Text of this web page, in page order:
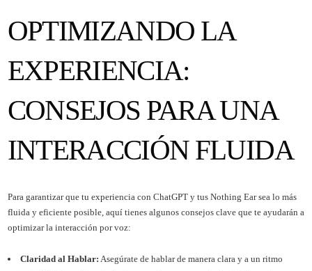
OPTIMIZANDO LA
EXPERIENCIA:
CONSEJOS PARA UNA
INTERACCIÓN FLUIDA
Para garantizar que tu experiencia con ChatGPT y tus Nothing Ear sea lo más
fluida y eficiente posible, aquí tienes algunos consejos clave que te ayudarán a
optimizar la interacción por voz:
Claridad al Hablar: Asegúrate de hablar de manera clara y a un ritmo